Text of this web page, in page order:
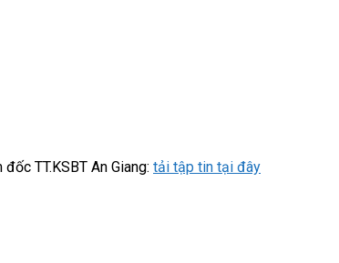
TT.KSBT An Giang: tải tập tin tại đây